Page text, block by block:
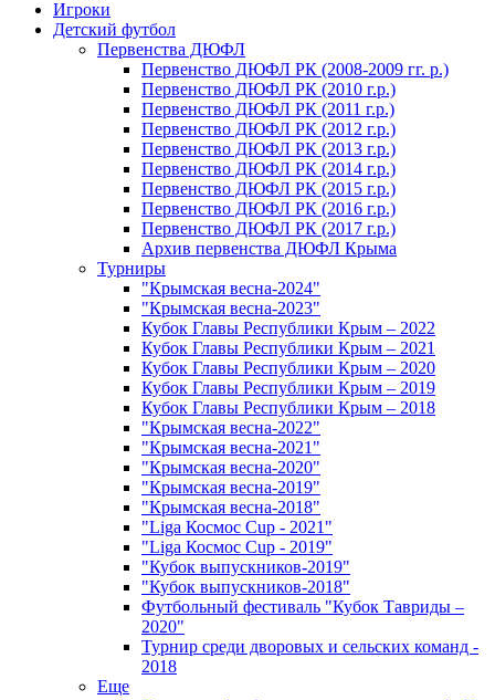
Игроки
Детский футбол
Первенства ДЮФЛ
Первенство ДЮФЛ РК (2008-2009 гг. р.)
Первенство ДЮФЛ РК (2010 г.р.)
Первенство ДЮФЛ РК (2011 г.р.)
Первенство ДЮФЛ РК (2012 г.р.)
Первенство ДЮФЛ РК (2013 г.р.)
Первенство ДЮФЛ РК (2014 г.р.)
Первенство ДЮФЛ РК (2015 г.р.)
Первенство ДЮФЛ РК (2016 г.р.)
Первенство ДЮФЛ РК (2017 г.р.)
Архив первенства ДЮФЛ Крыма
Турниры
"Крымская весна-2024"
"Крымская весна-2023"
Кубок Главы Республики Крым – 2022
Кубок Главы Республики Крым – 2021
Кубок Главы Республики Крым – 2020
Кубок Главы Республики Крым – 2019
Кубок Главы Республики Крым – 2018
"Крымская весна-2022"
"Крымская весна-2021"
"Крымская весна-2020"
"Крымская весна-2019"
"Крымская весна-2018"
"Liga Космос Cup - 2021"
"Liga Космос Cup - 2019"
"Кубок выпускников-2019"
"Кубок выпускников-2018"
Футбольный фестиваль "Кубок Тавриды –
2020"
Турнир среди дворовых и сельских команд -
2018
Еще